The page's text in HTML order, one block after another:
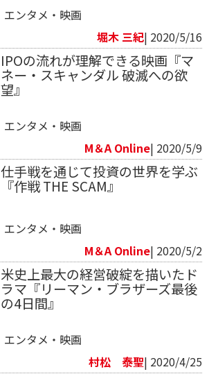
エンタメ・映画
堀木 三紀| 2020/5/16
IPOの流れが理解できる映画『マ
ネー・スキャンダル 破滅への欲
望』
エンタメ・映画
M＆A Online| 2020/5/9
仕手戦を通じて投資の世界を学ぶ
『作戦 THE SCAM』
エンタメ・映画
M＆A Online| 2020/5/2
米史上最大の経営破綻を描いたド
ラマ『リーマン・ブラザーズ最後
の4日間』
エンタメ・映画
村松 泰聖| 2020/4/25